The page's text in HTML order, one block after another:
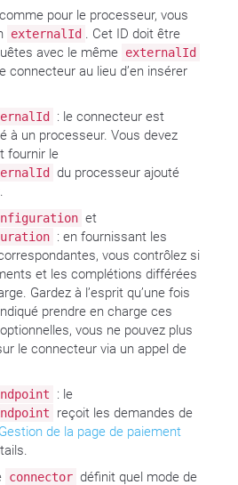
pour le processeur, vous
externalId . Cet ID doit être
avec le même externalId
connecteur au lieu d’en insérer
: le connecteur est
à un processeur. Vous devez
fournir le
du processeur ajouté
et
: en fournissant les
vous contrôlez si
et les complétions différées
Gardez à l’esprit qu’une fois
prendre en charge ces
vous ne pouvez plus
le connecteur via un appel de
: le
reçoit les demandes de
Gestion de la page de paiement
connector définit quel mode de